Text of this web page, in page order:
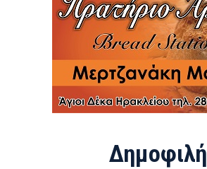
Δημοφιλή